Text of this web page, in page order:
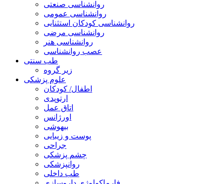
روانشناسی صنعتی
روانشناسی عمومی
روانشناسی کودکان استثنایی
روانشناسی مرضی
روانشناسی هنر
عصب روانشناسی
طب سنتی
زیر گروه
علوم پزشکی
اطفال/ کودکان
ارتوپدی
اتاق عمل
اورژانس
بیهوشی
پوست و زیبایی
جراحی
چشم پزشکی
روانپزشکی
طب داخلی